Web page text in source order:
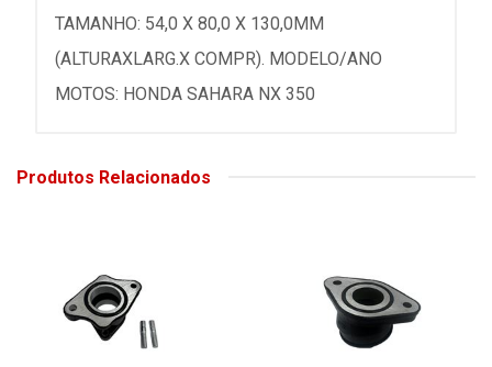
TAMANHO: 54,0 X 80,0 X 130,0MM
(ALTURAXLARG.X COMPR). MODELO/ANO
MOTOS: HONDA SAHARA NX 350
Produtos Relacionados